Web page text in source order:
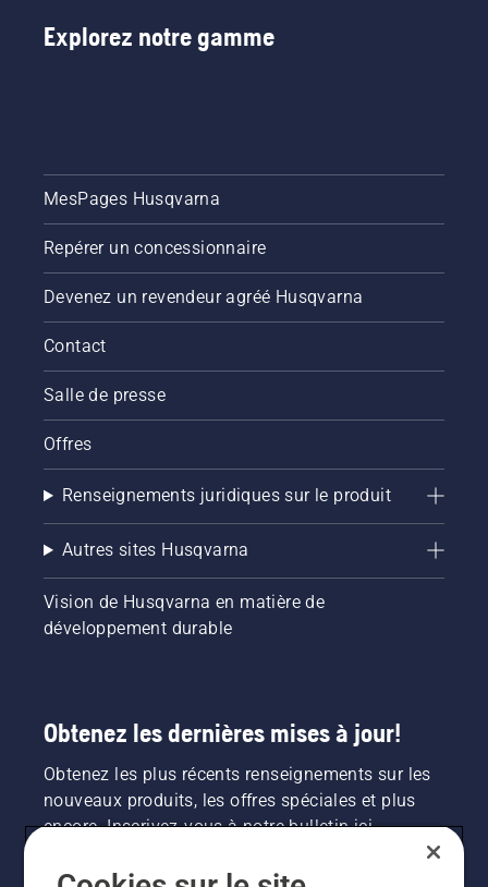
Explorez notre gamme
MesPages Husqvarna
Repérer un concessionnaire
Devenez un revendeur agréé Husqvarna
Contact
Salle de presse
Offres
Renseignements juridiques sur le produit
Autres sites Husqvarna
Vision de Husqvarna en matière de
développement durable
Obtenez les dernières mises à jour!
Obtenez les plus récents renseignements sur les
nouveaux produits, les offres spéciales et plus
encore. Inscrivez-vous à notre bulletin ici.